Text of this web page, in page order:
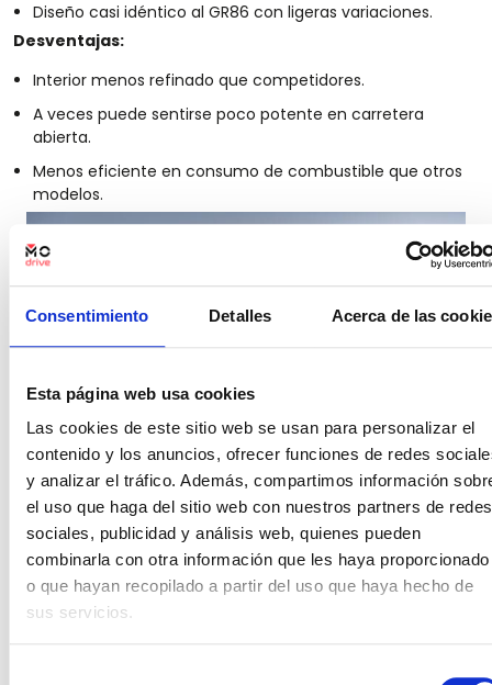
Consentimiento Detalles Acerca de las
Esta página web usa cookies
Las cookies de este sitio web se usan para personalizar el
contenido y los anuncios, ofrecer funciones de redes
y analizar el tráfico. Además, compartimos información
el uso que haga del sitio web con nuestros partners de redes
sociales, publicidad y análisis web, quienes pueden
combinarla con otra información que les haya proporcionado
o que hayan recopilado a partir del uso que haya hecho de
sus servicios.
Diseño casi idéntico al GR86 con ligeras variaciones.
Desventajas:
Interior menos refinado que competidores.
A veces puede sentirse poco potente en carretera
abierta.
Menos eficiente en consumo de combustible que otros
modelos.
Honda Civic Si
El Honda Civic Si combina una dinámica de conducción
divertida con una excelente eficiencia de combustible. A
pesar de ser un sedán, ofrece un rendimiento que lo hace